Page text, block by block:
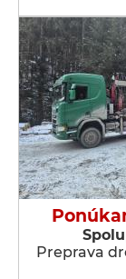
Preprava